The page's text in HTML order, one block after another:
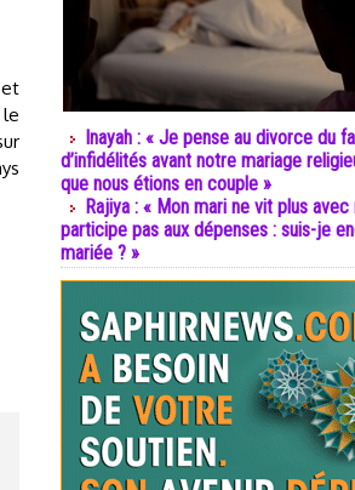
Inayah : « Je pense au divorce du
d’infidélités avant notre mariage
que nous étions en couple »
Rajiya : « Mon mari ne vit plus avec
participe pas aux dépenses : suis-je
mariée ? »